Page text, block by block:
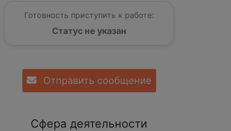
Готовность приступить к работе:
Статус не указан
Отправить сообщение
Сфера деятельности